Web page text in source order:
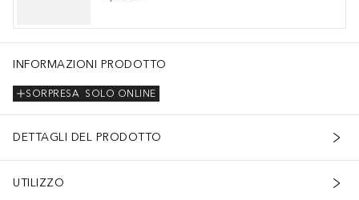
INFORMAZIONI PRODOTTO
SOLO ONLINE
SORPRESA
DETTAGLI DEL PRODOTTO
UTILIZZO